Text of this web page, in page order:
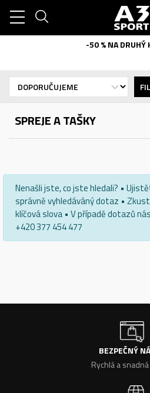
-50 % NA DRUHÝ
SPREJE A TAŠKY
Nenašli jste, co jste hledali? •
správně vyhledáváný dotaz •
klíčová slova • V případě dotazů
+420 377 454 477
BEZPEČNÝ
Rychlá a